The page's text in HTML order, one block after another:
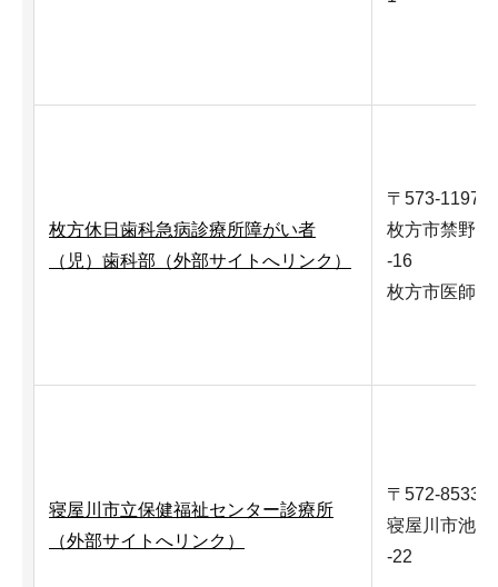
枚方休日歯科急病診療所障がい者
（児）歯科部（外部サイトへリンク）
〒573-1197
枚方市禁野本
-16
枚方市医師会
寝屋川市立保健福祉センター診療所
（外部サイトへリンク）
〒572-8533
寝屋川市池田
-22